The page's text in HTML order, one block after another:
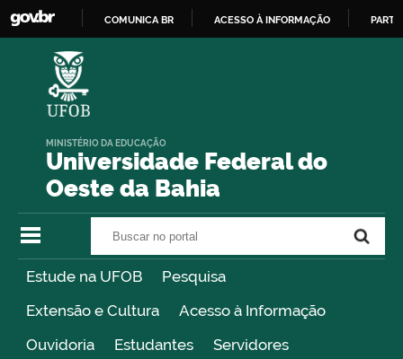
COMUNICA BR ACESSO À INFORMAÇÃO
Universidade Federal do
Oeste da Bahia
MINISTÉRIO DA EDUCAÇÃO
Estude na UFOB
Pesquisa
Extensão e Cultura
Acesso à Informação
Ouvidoria
Estudantes Servidores